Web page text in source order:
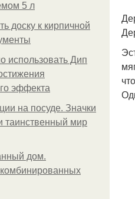
5 л
доску к кирпичной
использовать Дип
эффекта
на посуде. Значки
таинственный мир
дом.